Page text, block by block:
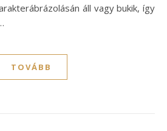
áll vagy bukik, így
TOVÁBB